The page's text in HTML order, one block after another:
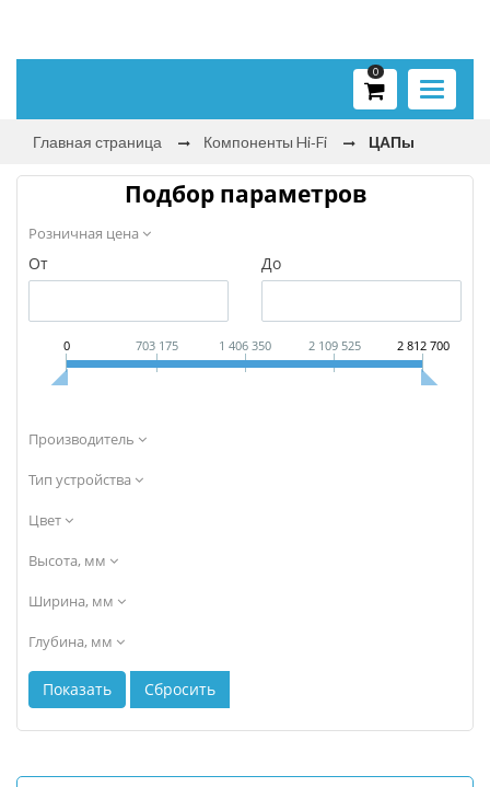
Toggle
0
Главная страница Компоненты Hi‑Fi ЦАПы
Подбор параметров
Розничная цена
От До
0 703 175 1 406 350 2 109 525 2 812 700
Производитель
Тип устройства
Цвет
Высота, мм
Ширина, мм
Глубина, мм